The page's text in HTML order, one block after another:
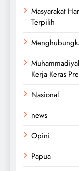
Masyarakat
Terpilih
Kerja Keras
Nasional
news
Opini
Papua